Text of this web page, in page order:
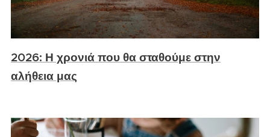
2026: Η χρονιά που θα σταθούμε στην
αλήθεια μας